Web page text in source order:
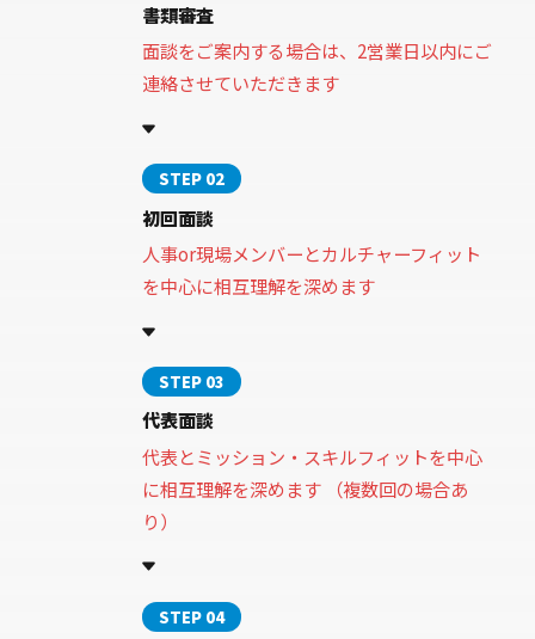
書類審査
面談をご案内する場合は、2営業日以内にご
連絡させていただきます
STEP 02
初回面談
人事or現場メンバーとカルチャーフィット
を中心に相互理解を深めます
STEP 03
代表面談
代表とミッション・スキルフィットを中心
に相互理解を深めます （複数回の場合あ
り）
STEP 04